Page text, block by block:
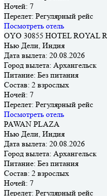
Ночей: 7
Перелет: Регулярный рейс
Посмотреть отель
OYO 30855 HOTEL ROYAL
Нью Дели, Индия
Дата вылета: 20.08.2026
Город вылета: Архангельск
Питание: Без питания
Состав: 2 взрослых
Ночей: 7
Перелет: Регулярный рейс
Посмотреть отель
PAWAN PLAZA
Нью Дели, Индия
Дата вылета: 20.08.2026
Город вылета: Архангельск
Питание: Без питания
Состав: 2 взрослых
Ночей: 7
Перелет: Регулярный рейс